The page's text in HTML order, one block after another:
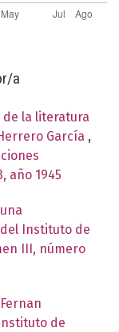
a
la literatura
García ,
año 1945
Instituto de
III, número
de